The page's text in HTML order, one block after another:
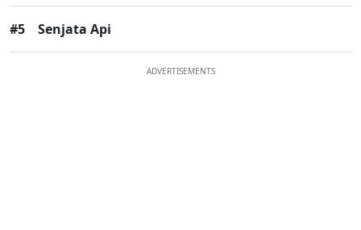
#5 Senjata Api
ADVERTISEMENTS